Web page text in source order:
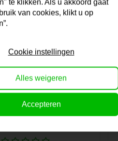
Fotokunst | Woman
te klikken. Als u akkoord gaat
van cookies, klikt u op
Cookie instellingen
Alles weigeren
Accepteren